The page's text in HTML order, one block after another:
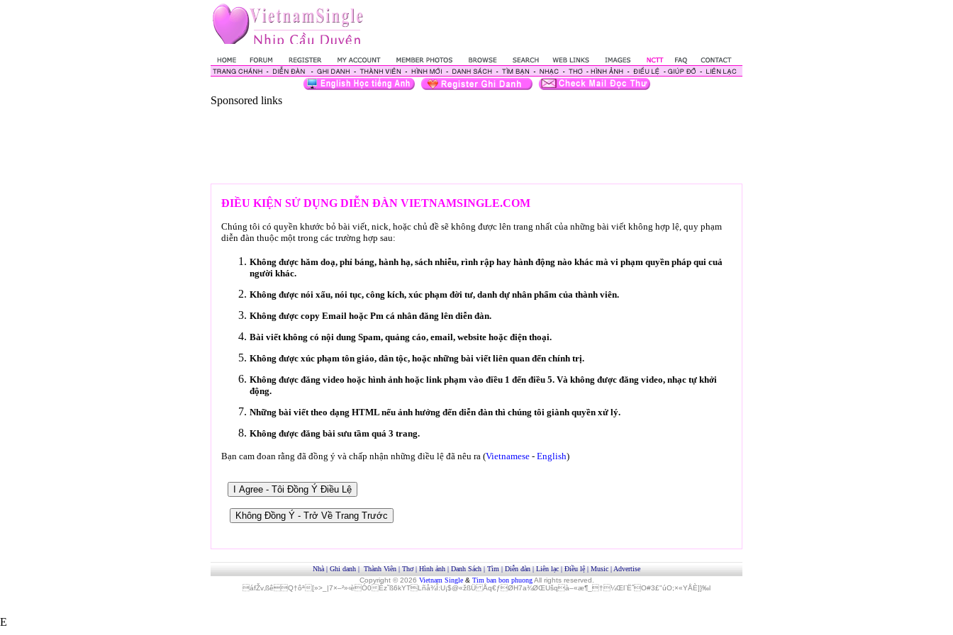
Sponsored links
ĐIỀU KIỆN SỬ DỤNG DIỄN ĐÀN VIETNAMSINGLE.COM
Chúng tôi có quyền khước bỏ bài viết, nick, hoặc chủ đề sẽ không được lên trang nhất của những bài viết không hợp lệ, quy phạm
diễn đàn thuộc một trong các trường hợp sau:
Không được hăm doạ, phỉ báng, hành hạ, sách nhiễu, rình rập hay hành động nào khác mà vi phạm quyền pháp qui cuả
người khác.
Không được nói xấu, nói tục, công kích, xúc phạm đời tư, danh dự nhân phẩm của thành viên.
Không được copy Email hoặc Pm cá nhân đăng lên diễn đàn.
Bài viết không có nội dung Spam, quảng cáo, email, website hoặc điện thoại.
Không được xúc phạm tôn giáo, dân tộc, hoặc những bài viết liên quan đến chính trị.
Không được đăng video hoặc hình ảnh hoặc link phạm vào điều 1 đến điều 5. Và không được đăng video, nhạc tự khởi
động.
Những bài viết theo dạng HTML nếu ảnh hưởng đến diễn đàn thì chúng tôi giành quyền xử lý.
Không được đăng bài sưu tầm quá 3 trang.
Bạn cam đoan rằng đã đồng ý và chấp nhận những điều lệ đã nêu ra (Vietnamese - English)
Nhà | Ghi danh | Thành Viên | Thơ| Hình ảnh | Danh Sách | Tìm | Diễn đàn | Liên lạc | Điều lệ | Music | Advertise
Copyright © 2026 Vietnam Single& Tim ban bon phuong All rights reserved.
áfŽv‚ßêQ†ôª[»>_|7×–²»‹èÓ0Èz˜ß6kYTLñå¾Î:U¡$@«žßÜ Åq€ƒØH7a¾ØŒUšqà–«æ¶_†¼Œl¨ËˆO#3£"úO;×«Y­ÅÈ]}‰l
E